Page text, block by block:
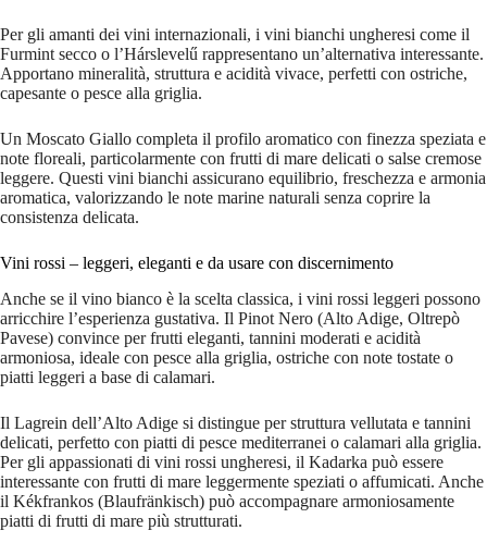
Per gli amanti dei vini internazionali, i vini bianchi ungheresi come il
Furmint secco o l’Hárslevelű rappresentano un’alternativa interessante.
Apportano mineralità, struttura e acidità vivace, perfetti con ostriche,
capesante o pesce alla griglia.
Un Moscato Giallo completa il profilo aromatico con finezza speziata e
note floreali, particolarmente con frutti di mare delicati o salse cremose
leggere. Questi vini bianchi assicurano equilibrio, freschezza e armonia
aromatica, valorizzando le note marine naturali senza coprire la
consistenza delicata.
Vini rossi – leggeri, eleganti e da usare con discernimento
Anche se il vino bianco è la scelta classica, i vini rossi leggeri possono
arricchire l’esperienza gustativa. Il Pinot Nero (Alto Adige, Oltrepò
Pavese) convince per frutti eleganti, tannini moderati e acidità
armoniosa, ideale con pesce alla griglia, ostriche con note tostate o
piatti leggeri a base di calamari.
Il Lagrein dell’Alto Adige si distingue per struttura vellutata e tannini
delicati, perfetto con piatti di pesce mediterranei o calamari alla griglia.
Per gli appassionati di vini rossi ungheresi, il Kadarka può essere
interessante con frutti di mare leggermente speziati o affumicati. Anche
il Kékfrankos (Blaufränkisch) può accompagnare armoniosamente
piatti di frutti di mare più strutturati.